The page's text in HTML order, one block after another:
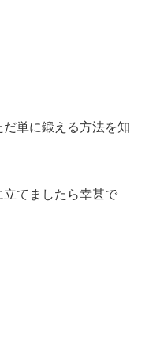
単に鍛える方法を知
てましたら幸甚で